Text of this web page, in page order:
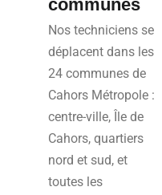
communes
Nos techniciens se
déplacent dans les
24 communes de
Cahors Métropole :
centre-ville, Île de
Cahors, quartiers
nord et sud, et
toutes les